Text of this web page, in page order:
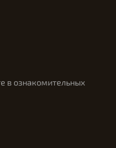
в ознакомительных